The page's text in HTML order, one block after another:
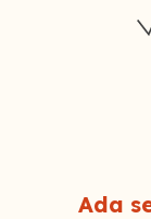
Ada